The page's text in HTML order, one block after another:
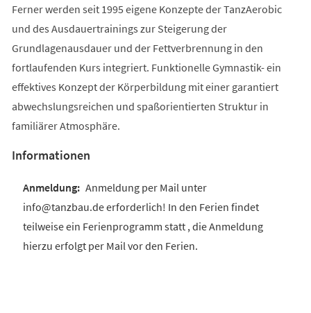
Ferner werden seit 1995 eigene Konzepte der TanzAerobic
und des Ausdauertrainings zur Steigerung der
Grundlagenausdauer und der Fettverbrennung in den
fortlaufenden Kurs integriert. Funktionelle Gymnastik- ein
effektives Konzept der Körperbildung mit einer garantiert
abwechslungsreichen und spaßorientierten Struktur in
familiärer Atmosphäre.
Informationen
Anmeldung per Mail unter
info@tanzbau.de erforderlich! In den Ferien findet
teilweise ein Ferienprogramm statt , die Anmeldung
hierzu erfolgt per Mail vor den Ferien.